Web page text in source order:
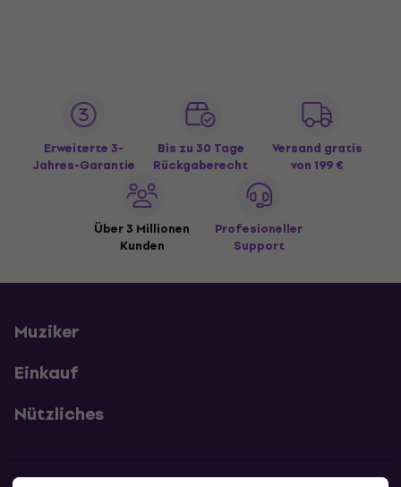
Erweiterte 3-
Jahres-Garantie
Bis zu 30 Tage
Rückgaberecht
Versand gratis
von 199 €
Über 3 Millionen
Kunden
Profesioneller
Support
Muziker
Einkauf
Nützliches